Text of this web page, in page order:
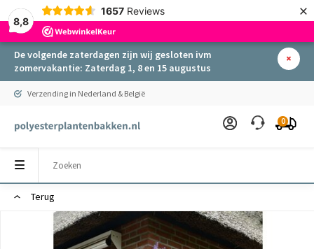
8,8
1657 Reviews ×
De volgende zaterdagen zijn wij gesloten ivm
zomervakantie: Zaterdag 1, 8 en 15 augustus
Verzending in Nederland & België
0
Terug